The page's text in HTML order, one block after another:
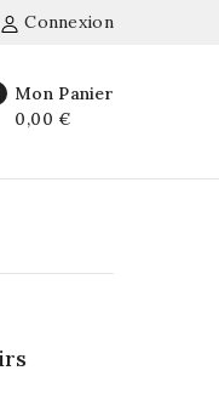
Connexion
Mon Panier
0,00 €